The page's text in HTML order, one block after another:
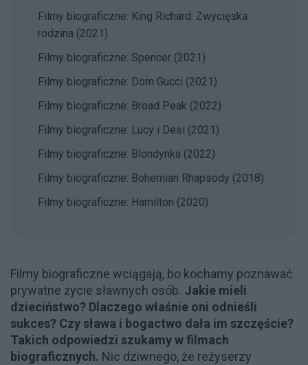
Filmy biograficzne: King Richard: Zwycięska
rodzina (2021)
Filmy biograficzne: Spencer (2021)
Filmy biograficzne: Dom Gucci (2021)
Filmy biograficzne: Broad Peak (2022)
Filmy biograficzne: Lucy i Desi (2021)
Filmy biograficzne: Blondynka (2022)
Filmy biograficzne: Bohemian Rhapsody (2018)
Filmy biograficzne: Hamilton (2020)
Filmy biograficzne wciągają, bo kochamy poznawać
prywatne życie sławnych osób. Jakie mieli
dzieciństwo? Dlaczego właśnie oni odnieśli
sukces? Czy sława i bogactwo dała im szczęście?
Takich odpowiedzi szukamy w filmach
biograficznych. Nic dziwnego, że reżyserzy